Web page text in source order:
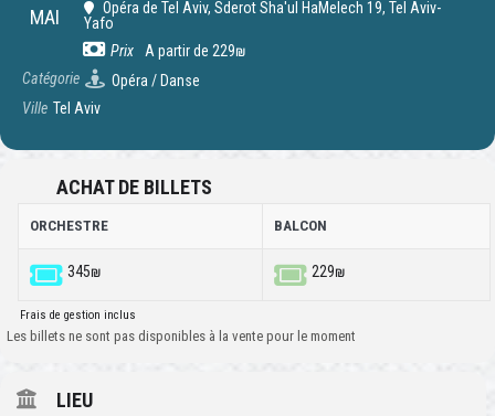
MAI
Opéra de Tel Aviv, Sderot Sha'ul HaMelech 19, Tel Aviv-
Yafo
Prix
A partir de 229₪
Catégorie
Opéra / Danse
Ville Tel Aviv
ACHAT DE BILLETS
ORCHESTRE BALCON
345₪ 229₪
Frais de gestion inclus
Les billets ne sont pas disponibles à la vente pour le moment
LIEU